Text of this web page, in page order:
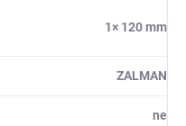
1× 120 mm
ZALMAN
ne